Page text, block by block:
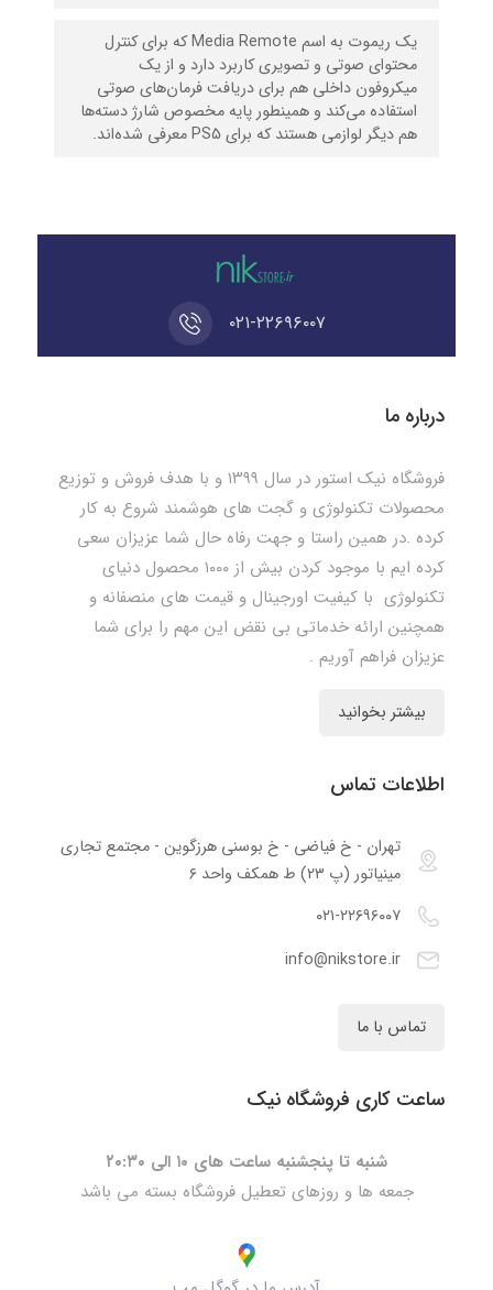
یک ریموت به اسم Media Remote که برای کنترل
محتوای صوتی و تصویری کاربرد دارد و از یک
میکروفون داخلی هم برای دریافت فرمان‌های صوتی
استفاده می‌کند و همینطور پایه مخصوص شارژ دسته‌ها
هم دیگر لوازمی هستند که برای PS5 معرفی شده‌اند.
۰۲۱-۲۲۶۹۶۰۰۷
درباره ما
فروشگاه نیک استور در سال ۱۳۹۹ و با هدف فروش و توزیع
محصولات تکنولوژی و گجت های هوشمند شروع به کار
کرده .در همین راستا و جهت رفاه حال شما عزیزان سعی
کرده ایم با موجود کردن بیش از ۱۰۰۰ محصول دنیای
تکنولوژی با کیفیت اورجینال و قیمت های منصفانه و
همچنین ارائه خدماتی بی نقض این مهم را برای شما
عزیزان فراهم آوریم .
بیشتر بخوانید
اطلاعات تماس
تهران - خ فیاضی - خ بوسنی هرزگوین - مجتمع تجاری
مینیاتور (پ ۲۳) ط همکف واحد ۶
۰۲۱-۲۲۶۹۶۰۰۷
info@nikstore.ir
تماس با ما
ساعت کاری فروشگاه نیک
شنبه تا پنجشنبه ساعت های ۱۰ الی ۲۰:۳۰
جمعه ها و روزهای تعطیل فروشگاه بسته می باشد